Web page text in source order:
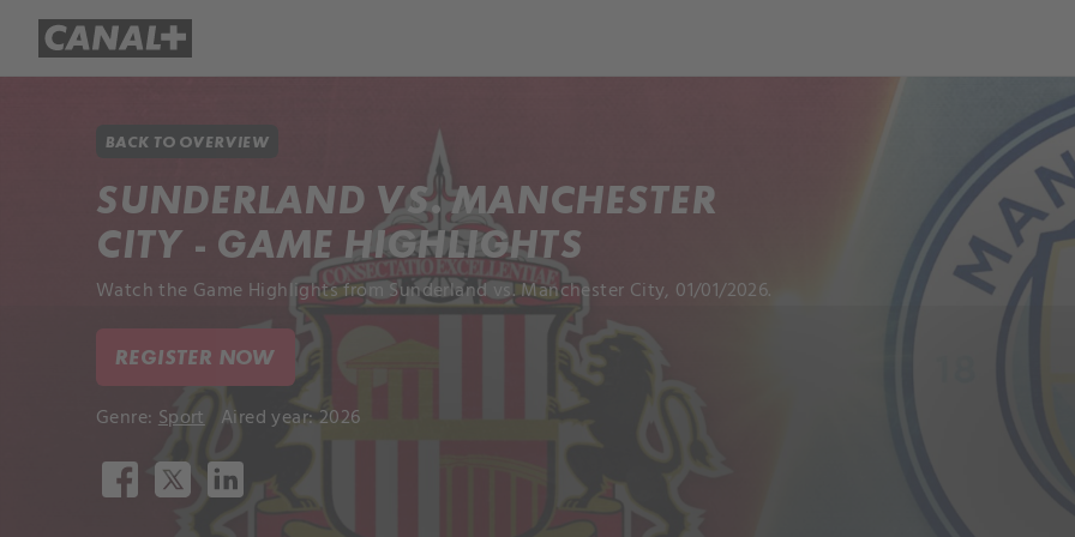
BACK TO OVERVIEW
SUNDERLAND VS. MANCHESTER
CITY - GAME HIGHLIGHTS
Watch the Game Highlights from Sunderland vs. Manchester City, 01/01/2026.
REGISTER NOW
Genre: Sport Aired year: 2026